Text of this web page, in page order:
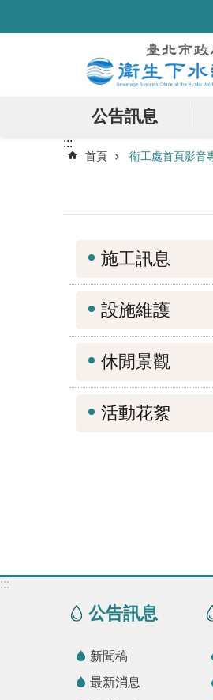
公告訊息
:::
首頁 衛工處首頁影音
施工訊息
設施維護
休閒景觀
活動花絮
:::
公告訊息
新聞稿
最新消息